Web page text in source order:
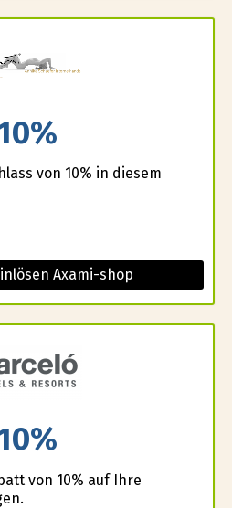
von 10% in diesem
Axami-shop
von 10% auf Ihre